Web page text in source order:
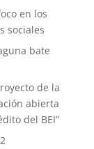
en los
sociales
bate
de la
abierta
del BEI”